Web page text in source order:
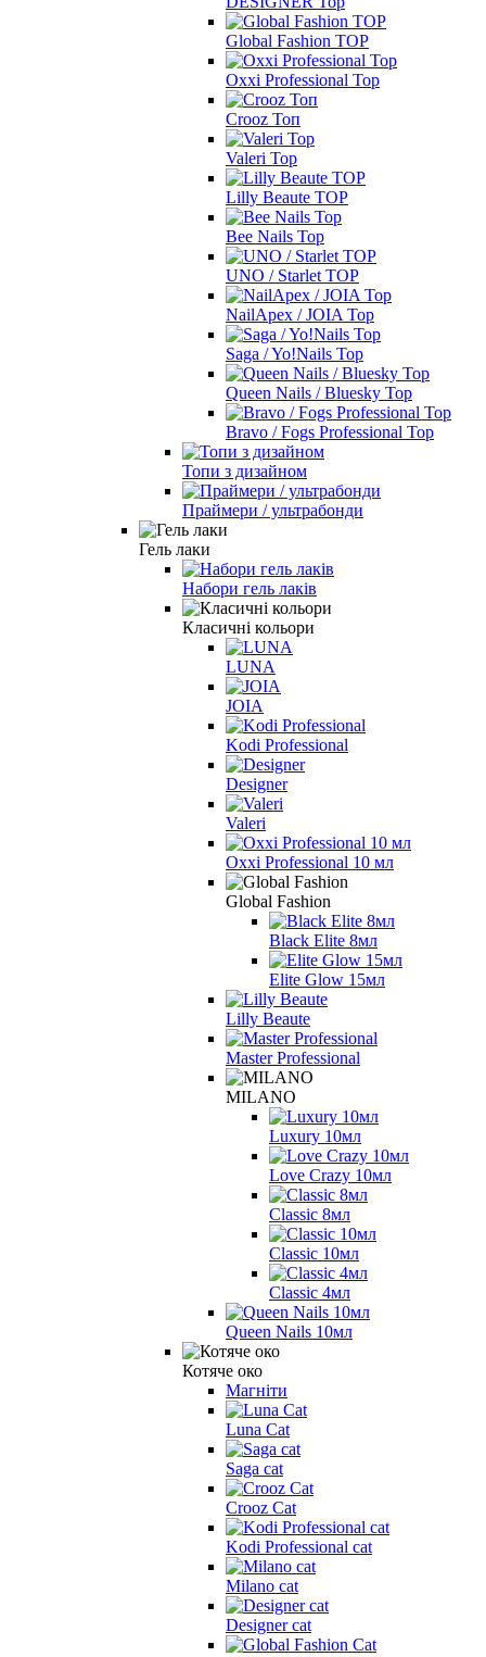
Global Fashion TOP
Oxxi Professional Top
Crooz Топ
Valeri Top
Lilly Beaute TOP
Bee Nails Top
UNO / Starlet TOP
NailApex / JOIA Top
Saga / Yo!Nails Top
Queen Nails / Bluesky Top
Bravo / Fogs Professional Top
Топи з дизайном
Праймери / ультрабонди
Гель лаки
Набори гель лаків
Класичні кольори
LUNA
JOIA
Kodi Professional
Designer
Valeri
Oxxi Professional 10 мл
Global Fashion
Black Elite 8мл
Elite Glow 15мл
Lilly Beaute
Master Professional
MILANO
Luxury 10мл
Love Crazy 10мл
Classic 8мл
Classic 10мл
Classic 4мл
Queen Nails 10мл
Котяче око
Магніти
Luna Cat
Saga cat
Crooz Cat
Kodi Professional cat
Milano cat
Designer cat